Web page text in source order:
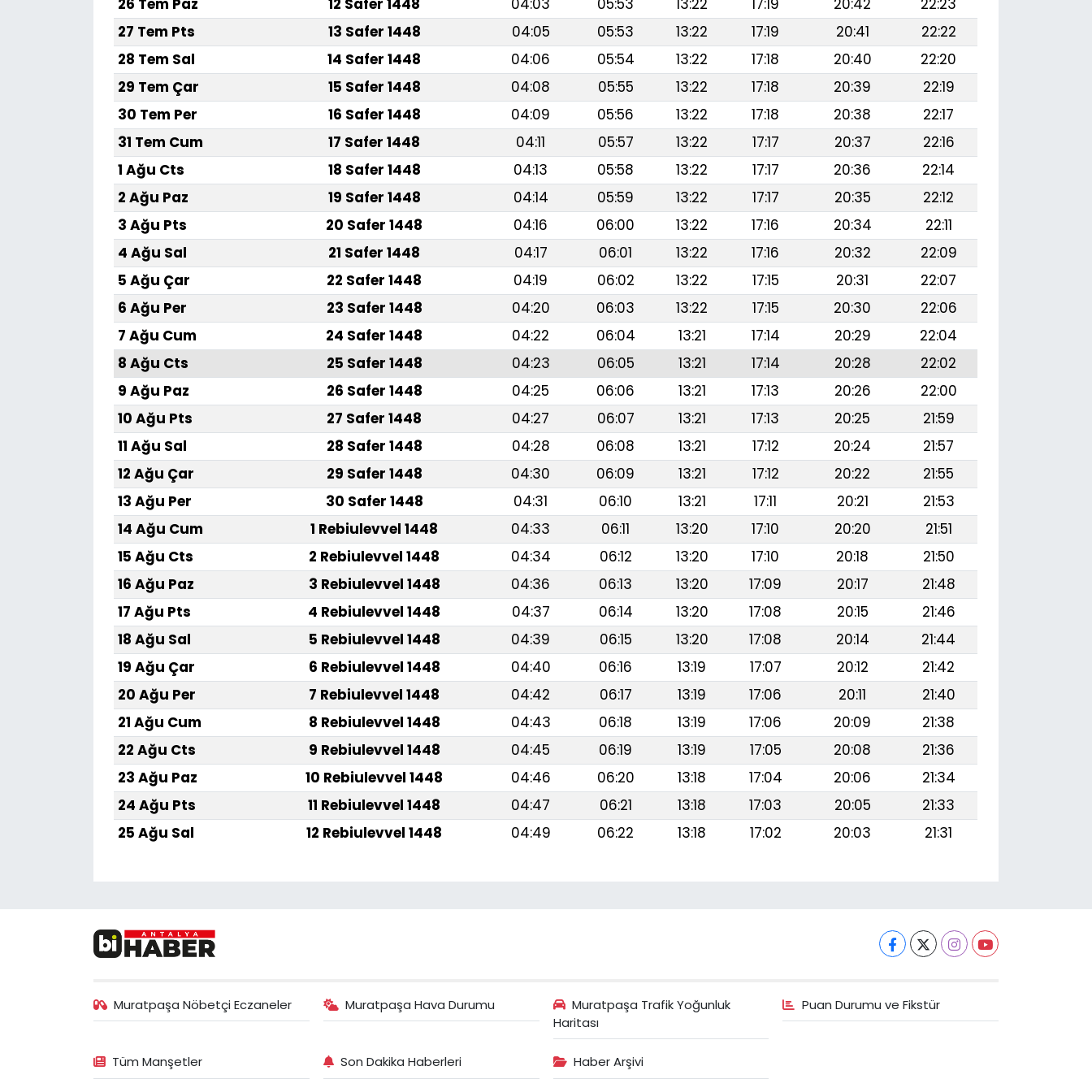
26 Tem Paz
12 Safer 1448 04:03 05:53 13:22 17:19 20:42
22:23
27 Tem Pts
13 Safer 1448 04:05 05:53 13:22 17:19 20:41
22:22
28 Tem Sal
14 Safer 1448 04:06 05:54 13:22 17:18 20:40
22:20
29 Tem Çar
15 Safer 1448 04:08 05:55 13:22 17:18 20:39
22:19
30 Tem Per
16 Safer 1448 04:09 05:56 13:22 17:18 20:38
22:17
31 Tem Cum
17 Safer 1448 04:11 05:57 13:22 17:17 20:37
22:16
1 Ağu Cts
18 Safer 1448 04:13 05:58 13:22 17:17 20:36
22:14
2 Ağu Paz
19 Safer 1448 04:14 05:59 13:22 17:17 20:35
22:12
3 Ağu Pts
20 Safer 1448 04:16 06:00 13:22 17:16 20:34
22:11
4 Ağu Sal
21 Safer 1448 04:17 06:01 13:22 17:16 20:32
22:09
5 Ağu Çar
22 Safer 1448 04:19 06:02 13:22 17:15 20:31
22:07
6 Ağu Per
23 Safer 1448 04:20 06:03 13:22 17:15 20:30
22:06
7 Ağu Cum
24 Safer 1448 04:22 06:04 13:21 17:14 20:29
22:04
8 Ağu Cts
25 Safer 1448 04:23 06:05 13:21 17:14 20:28
22:02
9 Ağu Paz
26 Safer 1448 04:25 06:06 13:21 17:13 20:26
22:00
10 Ağu Pts
27 Safer 1448 04:27 06:07 13:21 17:13 20:25
21:59
11 Ağu Sal
28 Safer 1448 04:28 06:08 13:21 17:12 20:24
21:57
12 Ağu Çar
29 Safer 1448 04:30 06:09 13:21 17:12 20:22
21:55
13 Ağu Per
30 Safer 1448 04:31 06:10 13:21 17:11 20:21
21:53
14 Ağu Cum
1 Rebiulevvel 1448 04:33 06:11 13:20 17:10 20:20
21:51
15 Ağu Cts
2 Rebiulevvel 1448 04:34 06:12 13:20 17:10 20:18
21:50
16 Ağu Paz
3 Rebiulevvel 1448 04:36 06:13 13:20 17:09 20:17
21:48
17 Ağu Pts
4 Rebiulevvel 1448 04:37 06:14 13:20 17:08 20:15
21:46
18 Ağu Sal
5 Rebiulevvel 1448 04:39 06:15 13:20 17:08 20:14
21:44
19 Ağu Çar
6 Rebiulevvel 1448 04:40 06:16 13:19 17:07 20:12
21:42
20 Ağu Per
7 Rebiulevvel 1448 04:42 06:17 13:19 17:06 20:11
21:40
21 Ağu Cum
8 Rebiulevvel 1448 04:43 06:18 13:19 17:06 20:09
21:38
22 Ağu Cts
9 Rebiulevvel 1448 04:45 06:19 13:19 17:05 20:08
21:36
23 Ağu Paz
10 Rebiulevvel 1448 04:46 06:20 13:18 17:04 20:06
21:34
24 Ağu Pts
11 Rebiulevvel 1448 04:47 06:21 13:18 17:03 20:05
21:33
25 Ağu Sal
12 Rebiulevvel 1448 04:49 06:22 13:18 17:02 20:03 21:31
Muratpaşa Nöbetçi Eczaneler Muratpaşa Hava Durumu
Muratpaşa Trafik Yoğunluk
Haritası
Puan Durumu ve Fikstür
Tüm Manşetler Son Dakika Haberleri Haber Arşivi